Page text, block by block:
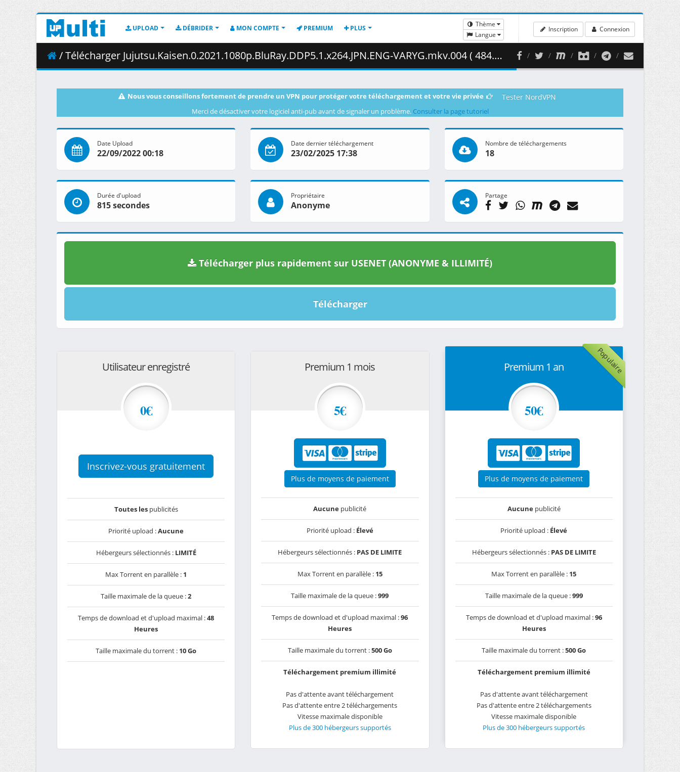
UPLOAD DÉBRIDER MON COMPTE PREMIUM PLUS
Thème
Langue
Inscription Connexion
/ Télécharger Jujutsu.Kaisen.0.2021.1080p.BluRay.DDP5.1.x264.JPN.ENG-VARYG.mkv.004 ( 484.68 MB )
Nous vous conseillons fortement de prendre un VPN pour protéger votre téléchargement et votre vie privée Tester NordVPN
Merci de désactiver votre logiciel anti-pub avant de signaler un problème. Consulter la page tutoriel
Date Upload
22/09/2022 00:18
Date dernier téléchargement
23/02/2025 17:38
Nombre de téléchargements
18
Durée d'upload
815 secondes
Propriétaire
Anonyme
Partage
Télécharger plus rapidement sur USENET (ANONYME & ILLIMITÉ)
Télécharger
Utilisateur enregistré
0€
Inscrivez-vous gratuitement
Toutes lespublicités
Priorité upload :Aucune
Hébergeurs sélectionnés : LIMITÉ
Max Torrent en parallèle : 1
Taille maximale de la queue :2
Temps de download et d'upload maximal :48
Heures
Taille maximale du torrent : 10 Go
Premium 1 mois
5€
Plus de moyens de paiement
Aucune publicité
Priorité upload : Élevé
Hébergeurs sélectionnés : PAS DE LIMITE
Max Torrent en parallèle : 15
Taille maximale de la queue :999
Temps de download et d'upload maximal :96
Heures
Taille maximale du torrent :500 Go
Téléchargement premium illimité
Pas d'attente avant téléchargement
Pas d'attente entre 2 téléchargements
Vitesse maximale disponible
Plus de 300 hébergeurs supportés
Populaire
Premium 1 an
50€
Plus de moyens de paiement
Aucunepublicité
Priorité upload : Élevé
Hébergeurs sélectionnés : PAS DE LIMITE
Max Torrent en parallèle : 15
Taille maximale de la queue :999
Temps de download et d'upload maximal :96
Heures
Taille maximale du torrent :500 Go
Téléchargement premium illimité
Pas d'attente avant téléchargement
Pas d'attente entre 2 téléchargements
Vitesse maximale disponible
Plus de 300 hébergeurs supportés